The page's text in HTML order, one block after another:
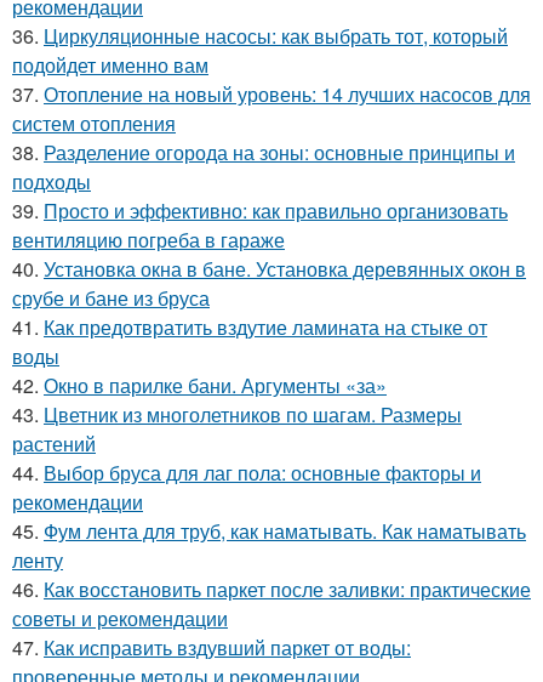
рекомендации
36. Циркуляционные насосы: как выбрать тот, который
подойдет именно вам
37. Отопление на новый уровень: 14 лучших насосов для
систем отопления
38. Разделение огорода на зоны: основные принципы и
подходы
39. Просто и эффективно: как правильно организовать
вентиляцию погреба в гараже
40. Установка окна в бане. Установка деревянных окон в
срубе и бане из бруса
41. Как предотвратить вздутие ламината на стыке от
воды
42. Окно в парилке бани. Аргументы «за»
43. Цветник из многолетников по шагам. Размеры
растений
44. Выбор бруса для лаг пола: основные факторы и
рекомендации
45. Фум лента для труб, как наматывать. Как наматывать
ленту
46. Как восстановить паркет после заливки: практические
советы и рекомендации
47. Как исправить вздувший паркет от воды: